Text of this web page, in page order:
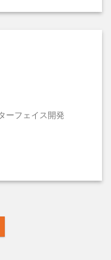
ーフェイス開発